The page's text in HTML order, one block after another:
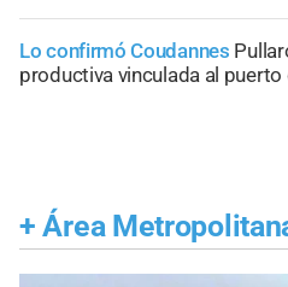
Lo confirmó Coudannes
productiva vinculada al puerto
+ Área